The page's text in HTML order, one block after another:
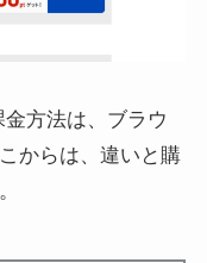
方法は、ブラウ
からは、違いと購